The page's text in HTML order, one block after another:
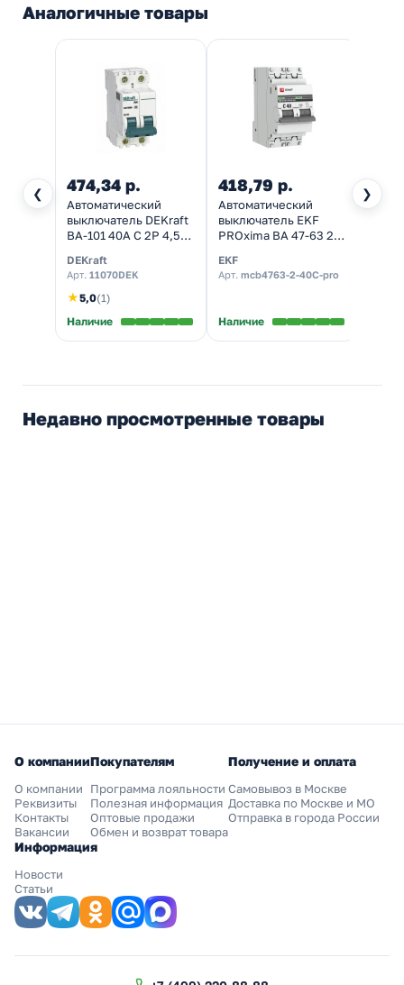
Аналогичные товары
❮ ❯
474,34 р.
Автоматический
выключатель DEKraft
ВА-101 40A C 2P 4,5кА
электрический)
DEKraft
Арт. 11070DEK
★5,0(1)
Наличие
418,79 р.
Автоматический
выключатель EKF
PROxima ВА 47-63 2P
(автомат
электрический)
EKF
Арт. mcb4763-2-40C-pro
Наличие
Недавно просмотренные товары
О компании
О компании
Реквизиты
Контакты
Вакансии
Покупателям
Программа лояльности
Полезная информация
Оптовые продажи
Обмен и возврат товара
Получение и оплата
Самовывоз в Москве
Доставка по Москве и МО
Отправка в города России
Информация
Новости
Статьи